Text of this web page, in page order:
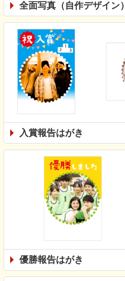
全面写真（自作デザイン）
入賞報告はがき
優勝報告はがき